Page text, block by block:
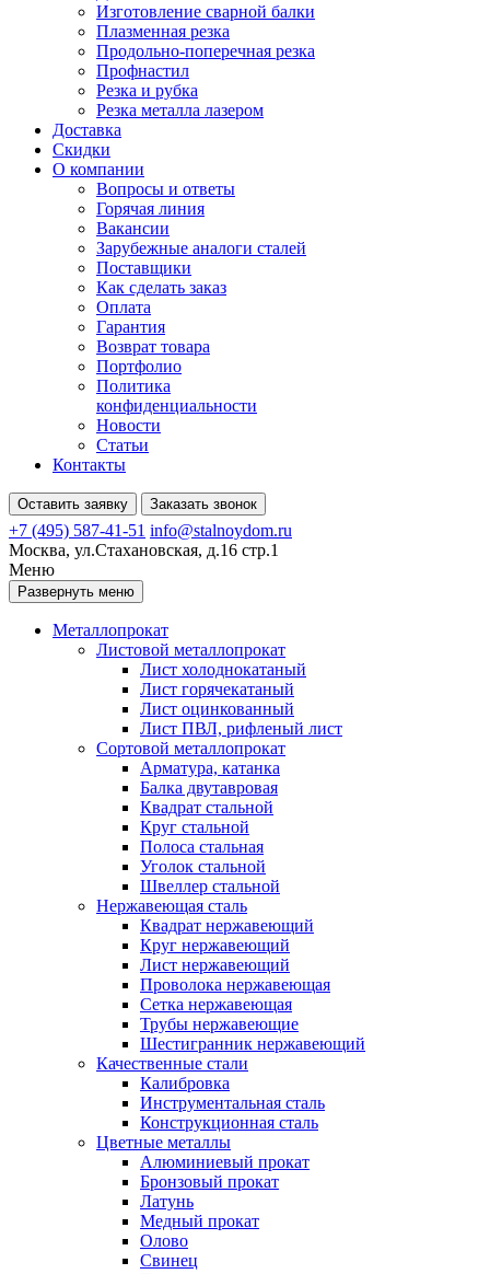
Изготовление сварной балки
Плазменная резка
Продольно-поперечная резка
Профнастил
Резка и рубка
Резка металла лазером
Доставка
Скидки
О компании
Вопросы и ответы
Горячая линия
Вакансии
Зарубежные аналоги сталей
Поставщики
Как сделать заказ
Оплата
Гарантия
Возврат товара
Портфолио
Политика
конфиденциальности
Новости
Статьи
Контакты
Оставить заявку Заказать звонок
+7 (495) 587-41-51 info@stalnoydom.ru
Москва, ул.Стахановская, д.16 стр.1
Меню
Развернуть меню
Металлопрокат
Листовой металлопрокат
Лист холоднокатаный
Лист горячекатаный
Лист оцинкованный
Лист ПВЛ, рифленый лист
Сортовой металлопрокат
Арматура, катанка
Балка двутавровая
Квадрат стальной
Круг стальной
Полоса стальная
Уголок стальной
Швеллер стальной
Нержавеющая сталь
Квадрат нержавеющий
Круг нержавеющий
Лист нержавеющий
Проволока нержавеющая
Сетка нержавеющая
Трубы нержавеющие
Шестигранник нержавеющий
Качественные стали
Калибровка
Инструментальная сталь
Конструкционная сталь
Цветные металлы
Алюминиевый прокат
Бронзовый прокат
Латунь
Медный прокат
Олово
Свинец